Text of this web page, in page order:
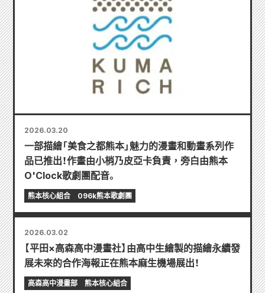
2026.03.20
一部描繪「美食之都熊本」魅力的漫畫和動畫系列作
品已推出！作畫由小梢乃皮亞卡負責，旁白由熊本
O'Clock歌劇團配音。
熊本核心組合 096k熊本歌劇團
2026.03.02
【平田×高森高中漫畫社】由高中生繪製的描繪永續發
展未來的合作海報正在熊本麻生機場展出！
高森高中漫畫部 熊本核心組合